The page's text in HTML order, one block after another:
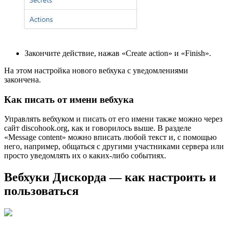
Закончите действие, нажав «Create action» и «Finish».
На этом настройка нового вебхука с уведомлениями
закончена.
Как писать от имени вебхука
Управлять вебхуком и писать от его имени также можно через
сайт discohook.org, как и говорилось выше. В разделе
«Message content» можно вписать любой текст и, с помощью
него, например, общаться с другими участниками сервера или
просто уведомлять их о каких-либо событиях.
Вебхуки Дискорда — как настроить и
пользоваться